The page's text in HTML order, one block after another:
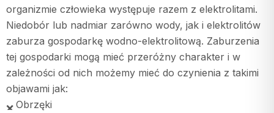
organizmie człowieka występuje razem z elektrolitami.
Niedobór lub nadmiar zarówno wody, jak i elektrolitów
zaburza gospodarkę wodno-elektrolitową. Zaburzenia
tej gospodarki mogą mieć przeróżny charakter i w
zależności od nich możemy mieć do czynienia z takimi
objawami jak:
Obrzęki